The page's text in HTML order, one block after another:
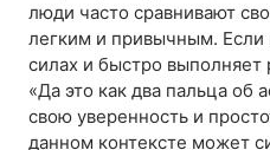
люди часто сравнивают
легким и привычным. Если
силах и быстро выполняет
«Да это как два пальца об
свою уверенность и
данном контексте может